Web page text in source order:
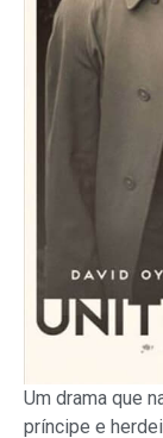
Um drama que
príncipe e